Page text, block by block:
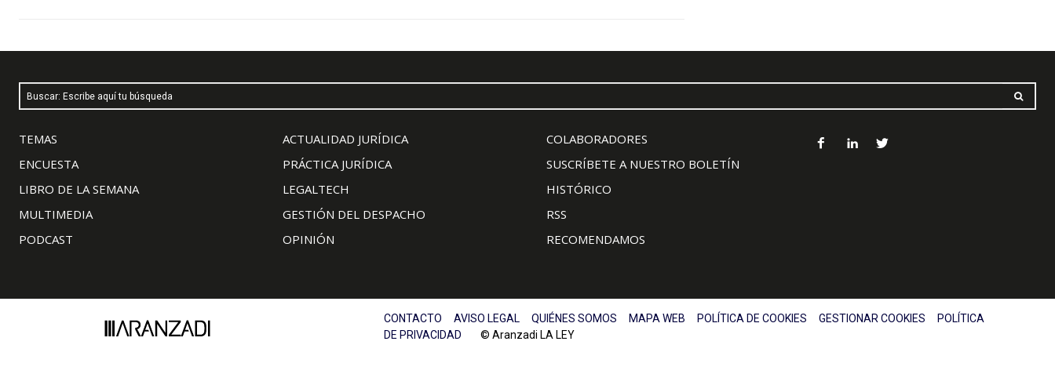
Buscar: Escribe aquí tu búsqueda
TEMAS
ENCUESTA
LIBRO DE LA SEMANA
MULTIMEDIA
PODCAST
ACTUALIDAD JURÍDICA
PRÁCTICA JURÍDICA
LEGALTECH
GESTIÓN DEL DESPACHO
OPINIÓN
COLABORADORES
SUSCRÍBETE A NUESTRO BOLETÍN
HISTÓRICO
RSS
RECOMENDAMOS
CONTACTO AVISO LEGAL QUIÉNES SOMOS MAPA WEB POLÍTICA DE COOKIES GESTIONAR COOKIES
POLÍTICA
DE PRIVACIDAD © Aranzadi LA LEY